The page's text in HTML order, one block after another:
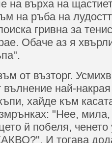
на върха на
на ръба на
гривна за
Обаче аз я
от възторг.
вълнение най-
хайде към
"Нее,
й побеля, ченето
И тогава